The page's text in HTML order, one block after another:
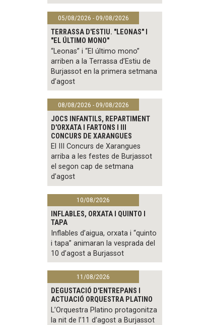
05/08/2026 - 09/08/2026
TERRASSA D'ESTIU. "LEONAS" I
"EL ÚLTIMO MONO"
“Leonas” i “El último mono”
arriben a la Terrassa d’Estiu de
Burjassot en la primera setmana
d’agost
08/08/2026 - 09/08/2026
JOCS INFANTILS, REPARTIMENT
D'ORXATA I FARTONS I III
CONCURS DE XARANGUES
El III Concurs de Xarangues
arriba a les festes de Burjassot
el segon cap de setmana
d’agost
10/08/2026
INFLABLES, ORXATA I QUINTO I
TAPA
Inflables d’aigua, orxata i “quinto
i tapa” animaran la vesprada del
10 d’agost a Burjassot
11/08/2026
DEGUSTACIÓ D'ENTREPANS I
ACTUACIÓ ORQUESTRA PLATINO
L’Orquestra Platino protagonitza
la nit de l’11 d’agost a Burjassot